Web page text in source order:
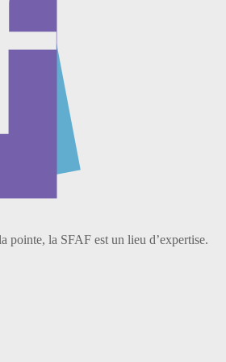
pointe, la SFAF est un lieu d’expertise.